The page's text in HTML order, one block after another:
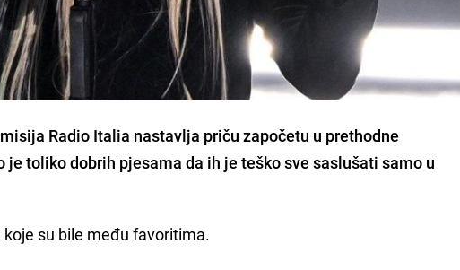
Radio Italia nastavlja priču započetu u prethodne
toliko dobrih pjesama da ih je teško sve saslušati samo u
su bile među favoritima.